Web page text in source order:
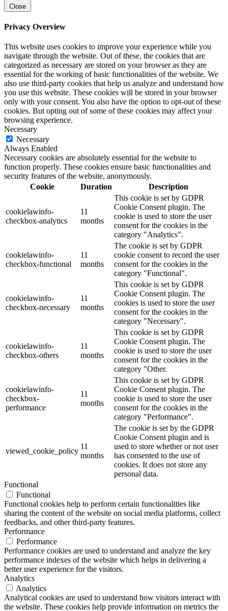
Close
Privacy Overview
This website uses cookies to improve your experience while you
navigate through the website. Out of these, the cookies that are
categorized as necessary are stored on your browser as they are
essential for the working of basic functionalities of the website. We
also use third-party cookies that help us analyze and understand how
you use this website. These cookies will be stored in your browser
only with your consent. You also have the option to opt-out of these
cookies. But opting out of some of these cookies may affect your
browsing experience.
Necessary
Necessary
Always Enabled
Necessary cookies are absolutely essential for the website to
function properly. These cookies ensure basic functionalities and
security features of the website, anonymously.
Cookie
Duration Description
cookielawinfo-
checkbox-analytics
11
months
This cookie is set by GDPR
Cookie Consent plugin. The
cookie is used to store the user
consent for the cookies in the
category "Analytics".
cookielawinfo-
checkbox-functional
11
months
The cookie is set by GDPR
cookie consent to record the user
consent for the cookies in the
category "Functional".
cookielawinfo-
checkbox-necessary
11
months
This cookie is set by GDPR
Cookie Consent plugin. The
cookies is used to store the user
consent for the cookies in the
category "Necessary".
cookielawinfo-
checkbox-others
11
months
This cookie is set by GDPR
Cookie Consent plugin. The
cookie is used to store the user
consent for the cookies in the
category "Other.
cookielawinfo-
checkbox-
performance
11
months
This cookie is set by GDPR
Cookie Consent plugin. The
cookie is used to store the user
consent for the cookies in the
category "Performance".
viewed_cookie_policy
11
months
The cookie is set by the GDPR
Cookie Consent plugin and is
used to store whether or not user
has consented to the use of
cookies. It does not store any
personal data.
Functional
Functional
Functional cookies help to perform certain functionalities like
sharing the content of the website on social media platforms, collect
feedbacks, and other third-party features.
Performance
Performance
Performance cookies are used to understand and analyze the key
performance indexes of the website which helps in delivering a
better user experience for the visitors.
Analytics
Analytics
Analytical cookies are used to understand how visitors interact with
the website. These cookies help provide information on metrics the